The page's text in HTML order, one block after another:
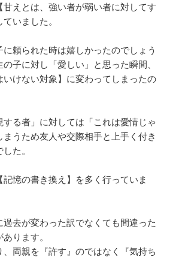
甘えとは、強い者が弱い者に対してす
いました。
に頼られた時は嬉しかったのでしょう
子に対し「愛しい」と思った瞬間、
いけない対象】に変わってしまったの
する者」に対しては「これは愛情じゃ
まうため友人や交際相手と上手く付き
た。
憶の書き換え】を多く行っていま
過去が変わった訳でなくても間違った
ります。
、両親を『許す』のではなく『気持ち